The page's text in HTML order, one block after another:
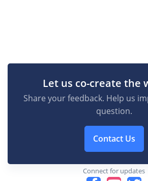
Let us co-create the
Share your feedback. Help us
question.
Contact Us
Connect for updates